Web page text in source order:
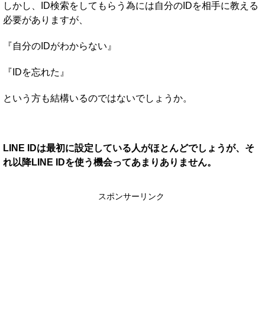
しかし、ID検索をしてもらう為には自分のIDを相手に教える
必要がありますが、
『自分のIDがわからない』
『IDを忘れた』
という方も結構いるのではないでしょうか。
LINE IDは最初に設定している人がほとんどでしょうが、そ
れ以降LINE IDを使う機会ってあまりありません。
スポンサーリンク